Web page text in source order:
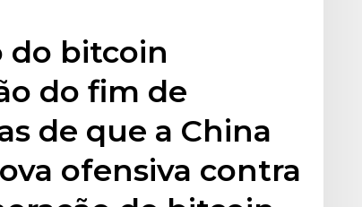
do bitcoin
do fim de
de que a China
ofensiva contra